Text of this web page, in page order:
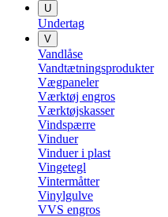
U
Undertag
V
Vandlåse
Vandtætningsprodukter
Vægpaneler
Værktøj engros
Værktøjskasser
Vindspærre
Vinduer
Vinduer i plast
Vingetegl
Vintermåtter
Vinylgulve
VVS engros